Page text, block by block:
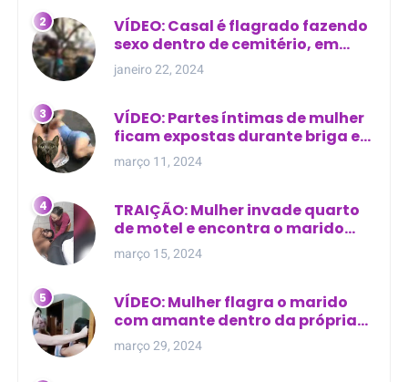
VÍDEO: Casal é flagrado fazendo
sexo dentro de cemitério, em
cima de túmulo no Maranhão
janeiro 22, 2024
VÍDEO: Partes íntimas de mulher
ficam expostas durante briga em
Manaus
março 11, 2024
TRAIÇÃO: Mulher invade quarto
de motel e encontra o marido
com outra na cama
março 15, 2024
VÍDEO: Mulher flagra o marido
com amante dentro da própria
residência
março 29, 2024